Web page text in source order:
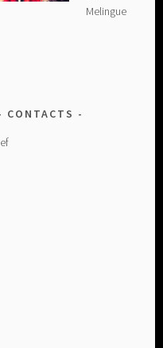
Melingue
CONTACTS